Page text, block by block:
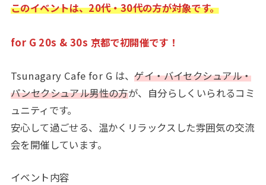
このイベントは、20代・30代の方が対象です。
for G 20s & 30s 京都で初開催です！
Tsunagary Cafe for G は、ゲイ・バイセクシュアル・
パンセクシュアル男性の方が、自分らしくいられるコミ
ュニティです。
安心して過ごせる、温かくリラックスした雰囲気の交流
会を開催しています。
イベント内容